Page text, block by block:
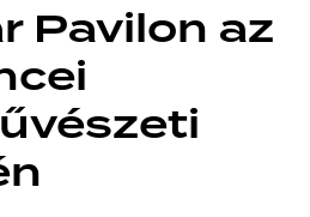
Pavilon az